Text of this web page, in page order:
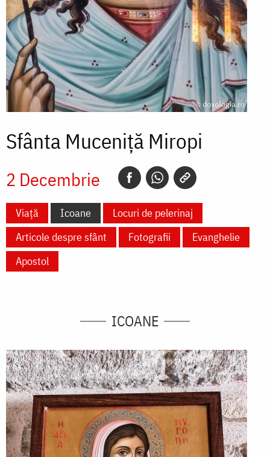
Sfânta Muceniță Miropi
2 Decembrie
Viață Icoane
Locuri de pelerinaj
Articole despre sfânt
Fotografii
Evanghelie
Apostol
ICOANE